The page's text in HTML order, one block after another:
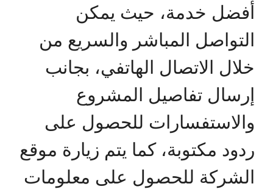
أفضل خدمة، حيث يمكن
التواصل المباشر والسريع من
خلال الاتصال الهاتفي، بجانب
إرسال تفاصيل المشروع
والاستفسارات للحصول على
ردود مكتوبة، كما يتم زيارة موقع
الشركة للحصول على معلومات